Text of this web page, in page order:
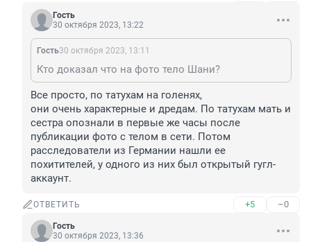
Гость
30 октября 2023, 13:22
Гость30 октября 2023, 13:11
Кто доказал что на фото тело Шани?
Все просто, по татухам на голенях,
они очень характерные и дредам. По татухам мать и
сестра опознали в первые же часы после
публикации фото с телом в сети. Потом
расследователи из Германии нашли ее
похитителей, у одного из них был открытый гугл-
аккаунт.
ОТВЕТИТЬ +5 –0
Гость
30 октября 2023, 13:36